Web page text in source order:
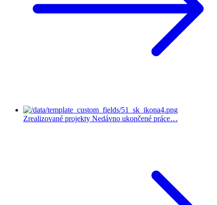
Zrealizované projekty Nedávno ukončené práce…